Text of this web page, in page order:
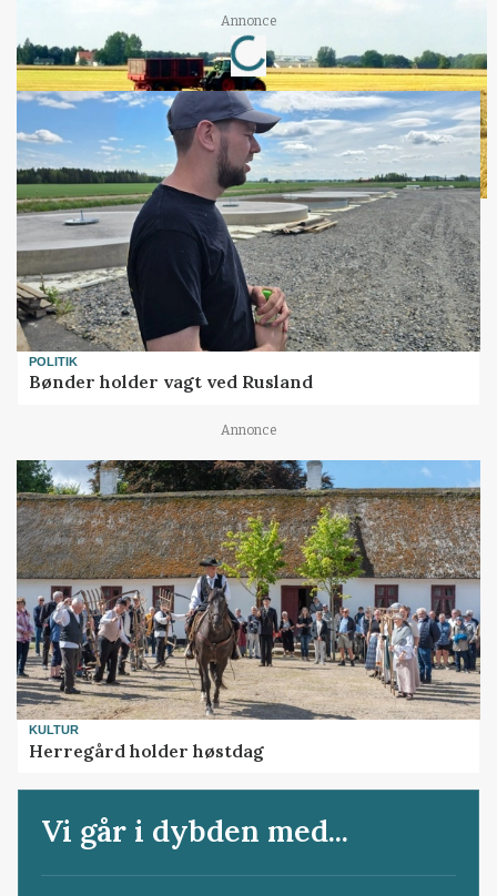
Annonce
Loading...
POLITIK
Bønder holder vagt ved Rusland
Annonce
KULTUR
Herregård holder høstdag
Vi går i dybden med...